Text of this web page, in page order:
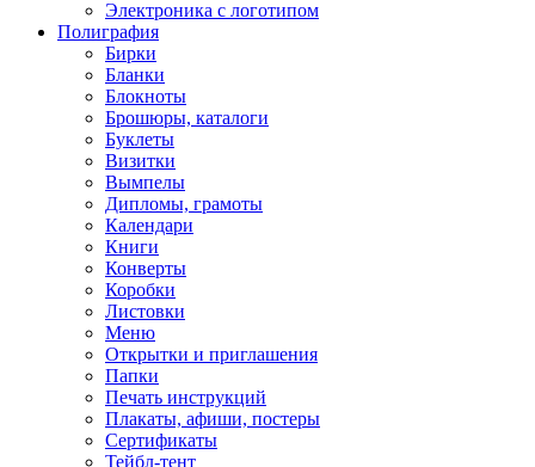
Электроника с логотипом
Полиграфия
Бирки
Бланки
Блокноты
Брошюры, каталоги
Буклеты
Визитки
Вымпелы
Дипломы, грамоты
Календари
Книги
Конверты
Коробки
Листовки
Меню
Открытки и приглашения
Папки
Печать инструкций
Плакаты, афиши, постеры
Сертификаты
Тейбл-тент